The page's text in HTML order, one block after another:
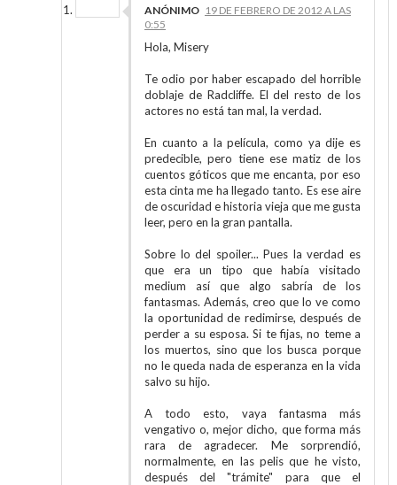
ANÓNIMO 19 DE FEBRERO DE 2012 A LAS
0:55
Hola, Misery
Te odio por haber escapado del horrible
doblaje de Radcliffe. El del resto de los
actores no está tan mal, la verdad.
En cuanto a la película, como ya dije es
predecible, pero tiene ese matiz de los
cuentos góticos que me encanta, por eso
esta cinta me ha llegado tanto. Es ese aire
de oscuridad e historia vieja que me gusta
leer, pero en la gran pantalla.
Sobre lo del spoiler... Pues la verdad es
que era un tipo que había visitado
medium así que algo sabría de los
fantasmas. Además, creo que lo ve como
la oportunidad de redimirse, después de
perder a su esposa. Si te fijas, no teme a
los muertos, sino que los busca porque
no le queda nada de esperanza en la vida
salvo su hijo.
A todo esto, vaya fantasma más
vengativo o, mejor dicho, que forma más
rara de agradecer. Me sorprendió,
normalmente, en las pelis que he visto,
después del "trámite" para que el